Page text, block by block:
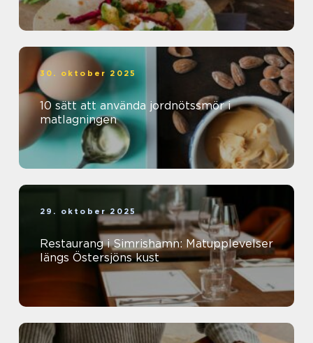
30. oktober 2025
10 sätt att använda jordnötssmör i
matlagningen
29. oktober 2025
Restaurang i Simrishamn: Matupplevelser
längs Östersjöns kust